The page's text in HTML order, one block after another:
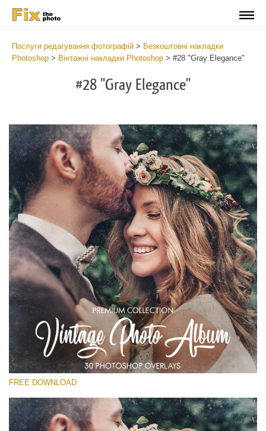
Послуги редагування фотографій > Безкоштовні накладки
Photoshop > Вінтажні накладки Photoshop > #28 "Gray Elegance"
#28 "Gray Elegance"
Please select
Free Vintage Overlay #28
Small 800*533px
Vintage Photo Album
(30 Overlays)
Fairy Tale (344 Overlays)
FREE DOWNLOAD